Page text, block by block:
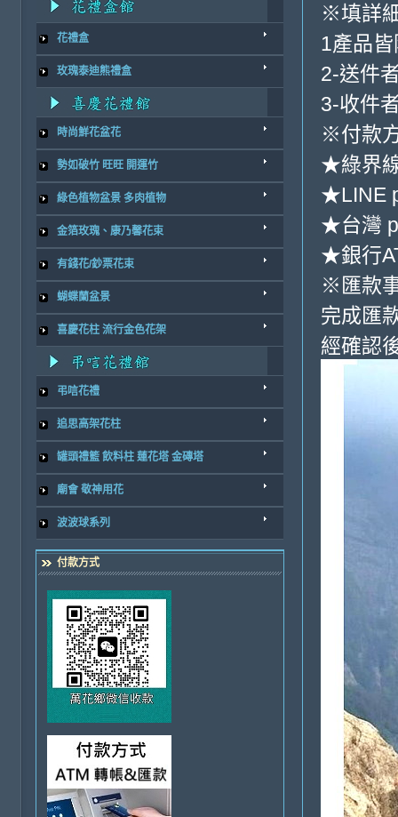
花禮盒
玫瑰泰迪熊禮盒
時尚鮮花盆花
勢如破竹 旺旺 開運竹
綠色植物盆景 多肉植物
金箔玫瑰、康乃馨花束
有錢花/鈔票花束
蝴蝶蘭盆景
喜慶花柱 流行金色花架
弔唁花禮
追思高架花柱
罐頭禮籃 飲料柱 蓮花塔 金磚塔
廟會 敬神用花
波波球系列
付款方式
※填詳
1產品
2-送件
3-收件
※付款
★綠界
★LINE
★台灣
★銀行
※匯款
完成匯
經確認